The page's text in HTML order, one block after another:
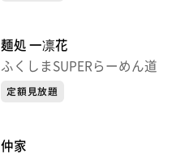
麺処 一凛花
ふくしまSUPERらーめん道
定額見放題
仲家